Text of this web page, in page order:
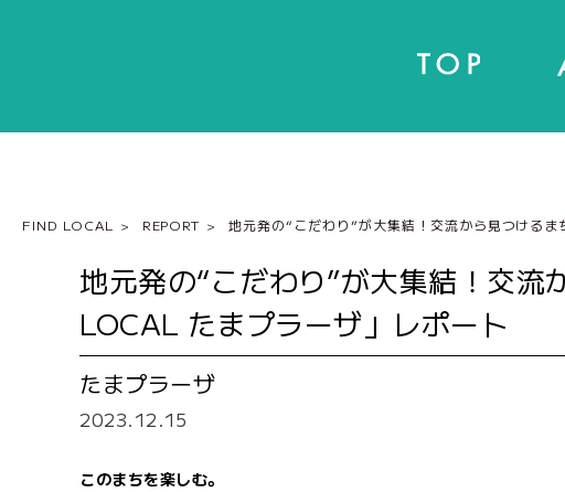
FIND LOCAL REPORT 地元発の“こだわり”が大集結！交流から見つける
地元発の“こだわり”が大集結！交
LOCAL たまプラーザ」レポート
たまプラーザ
2023.12.15
このまちを楽しむ。